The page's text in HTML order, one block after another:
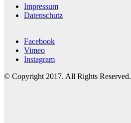
Impressum
Datenschutz
Facebook
Vimeo
Instagram
© Copyright 2017. All Rights Reserved.